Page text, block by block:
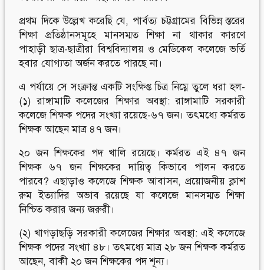
প্রথম দিকে উল্লেখ করেছি যে, পার্বত্য চট্টগ্রামের বিভিন্ন স্তরের
শিক্ষা প্রতিষ্ঠানসমূহে মানসম্মত শিক্ষা না থাকার কারণে
পাহাড়ী ছাত্র-ছাত্রীরা বিশ্ববিদ্যালয় ও মেডিকেল কলেজে ভর্তি
হবার যোগ্যতা অর্জন করতে পারছে না।
এ পর্যায়ে সে সংক্রান্ত একটি সংক্ষিপ্ত চিত্র নিম্নে তুলে ধরা হল-
(১) রাঙ্গামাটি কলেজের শিক্ষার অবস্থা: রাঙ্গামাটি সরকারী
কলেজে শিক্ষক পদের সংখ্যা রয়েছে-৬৭ জন। তৎমধ্যে কর্মরত
শিক্ষক আছেন মাত্র ৪৭ জন।
২০ জন শিক্ষকের পদ খালি রয়েছে। কর্মরত এই ৪৭ জন
শিক্ষক ৬৭ জন শিক্ষকের দায়িত্ব কিভাবে পালন করতে
পারবে? এছাড়াও কলেজে শিক্ষক আবাসন, প্রয়োজনীয় ক্লাশ
রুম ইত্যাদির অভাব রয়েছে যা কলেজে মানসম্মত শিক্ষা
নিশ্চিত করার জন্য জরুরী।
(২) খাগড়াছড়ি সরকারী কলেজের শিক্ষার অবস্থা: এই কলেজে
শিক্ষক পদের সংখ্যা ৪৮। তৎমধ্যে মাত্র ২৮ জন শিক্ষক কর্মরত
আছেন, বাকী ২০ জন শিক্ষকের পদ শূন্য।